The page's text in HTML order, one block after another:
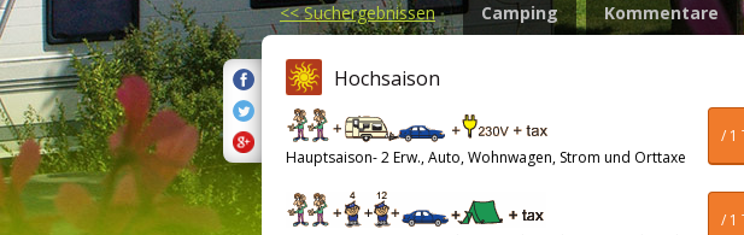
<<Suchergebnissen Camping Kommentare
Hochsaison
/ 1
Hauptsaison- 2 Erw., Auto, Wohnwagen, Strom und Orttaxe
/ 1